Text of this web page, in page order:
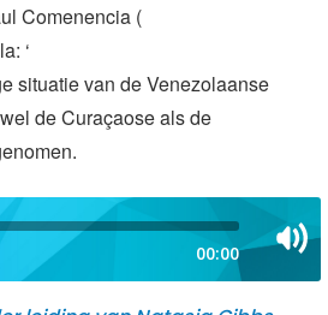
Comenencia (
‘
situatie van de Venezolaanse
de Curaçaose als de
00:00